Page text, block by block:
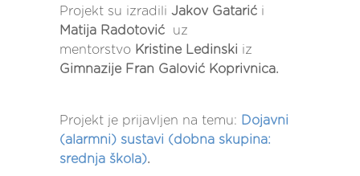
microbita).
Gotovo istovremeno s pokretanjem
melodije, kreće i žmirkanje microbita –
dodajemo beskonačnu petlju (blok
maksimum (255), uključiti sve LED-
ice, napraviti pauzu od 50 ms,
smanjiti jačinu svijetlosti na nulu i
Projekt su izradili Jakov Gatarić i
Matija Radotović uz
mentorstvo Kristine Ledinski iz
Gimnazije Fran Galović Koprivnica.
Projekt je prijavljen na temu: Dojavni
(alarmni) sustavi (dobna skupina:
srednja škola).